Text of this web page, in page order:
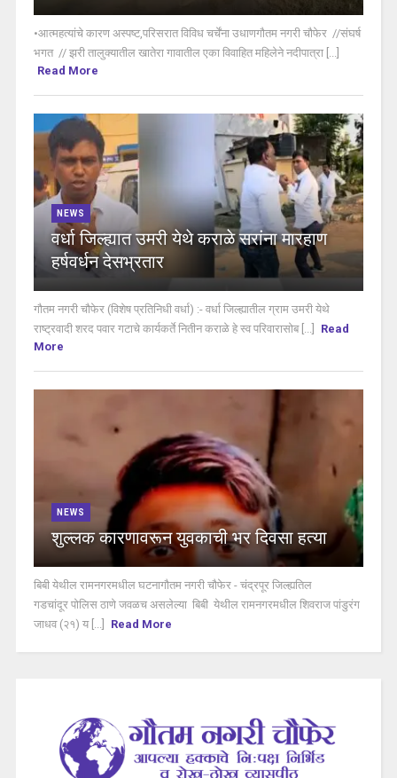
•आत्महत्यांचे कारण अस्पष्ट,परिसरात विविध चर्चेंना उधाणगौतम नगरी चौफेर //संघर्ष
भगत // झरी तालुक्यातील खातेरा गावातील एका विवाहित महिलेने नदीपात्रा [...]
Read More
NEWS
वर्धा जिल्ह्यात उमरी येथे कराळे सरांना मारहाण
हर्षवर्धन देसभ्रतार
गौतम नगरी चौफेर (विशेष प्रतिनिधी वर्धा) :- वर्धा जिल्ह्यातील ग्राम उमरी येथे
राष्ट्रवादी शरद पवार गटाचे कार्यकर्ते नितीन कराळे हे स्व परिवारासोब [...]
Read
More
NEWS
शुल्लक कारणावरून युवकाची भर दिवसा हत्या
बिबी येथील रामनगरमधील घटनागौतम नगरी चौफेर - चंद्रपूर जिल्ह्यतिल
गडचांदूर पोलिस ठाणे जवळच असलेल्या बिबी येथील रामनगरमधील शिवराज पांडुरंग
जाधव (२१) य [...]
Read More